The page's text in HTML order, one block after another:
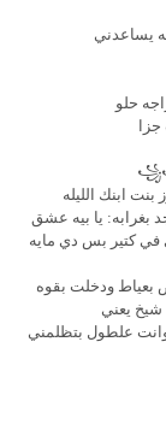
يساعدني
حلو
ابنك الليله
بغرابه: يا بيه عشق
في كتير بس دي مايه
ودخلت بقوه
شيخ يعني
وانت علطول بتظلمني